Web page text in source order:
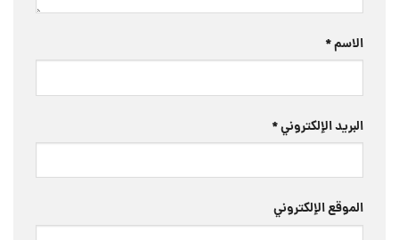
الاسم*
البريد الإلكتروني*
الموقع الإلكتروني